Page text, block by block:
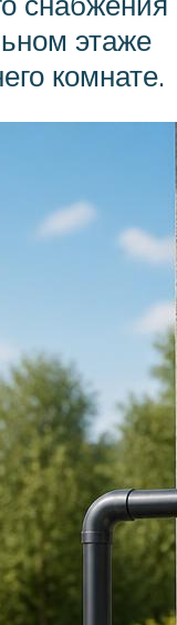
этаже
комнате.